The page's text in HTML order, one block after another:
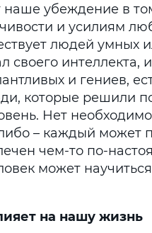
убеждение в
и усилиям
людей умных
своего интеллекта,
и гениев,
которые решили
Нет
– каждый может
чем-то по-
может
на нашу жизнь